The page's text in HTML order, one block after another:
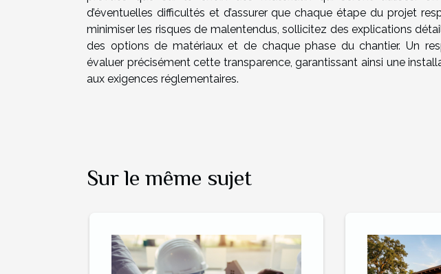
d’éventuelles difficultés et d’assurer que chaque étape du projet
minimiser les risques de malentendus, sollicitez des explications
des options de matériaux et de chaque phase du chantier. Un
évaluer précisément cette transparence, garantissant ainsi une
aux exigences réglementaires.
Sur le même sujet